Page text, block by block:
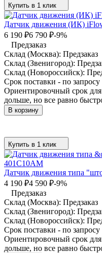
Купить в 1 клик
Датчик движения (ИК)
6 190 ₽6 790 ₽-9%
Предзаказ
Склад (Москва): Предзаказ
Склад (Звенигород):
Склад (Новороссийск):
Срок поставки - по запросу
Ориентировочный срок
дольше, но все равно
В корзину
Купить в 1 клик
Датчик движения типа
4 190 ₽4 590 ₽-9%
Предзаказ
Склад (Москва): Предзаказ
Склад (Звенигород):
Склад (Новороссийск):
Срок поставки - по запросу
Ориентировочный срок
дольше, но все равно